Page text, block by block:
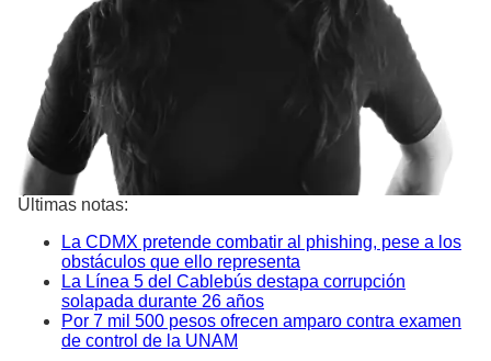
Últimas notas:
La CDMX pretende combatir al phishing, pese a los
obstáculos que ello representa
La Línea 5 del Cablebús destapa corrupción
solapada durante 26 años
Por 7 mil 500 pesos ofrecen amparo contra examen
de control de la UNAM